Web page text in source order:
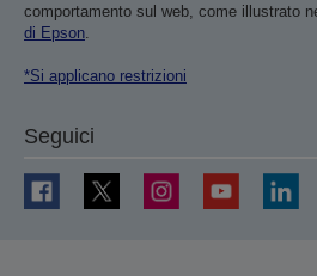
comportamento sul web, come illustrato
di Epson
*Si applicano restrizioni
Seguici